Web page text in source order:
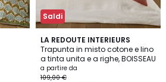
Saldi
LA REDOUTE INTERIEURS
Trapunta in misto cotone e lino
a tinta unita e a righe, BOISSEAU
a partire da
109,00 €
5
/
5
3
Colori